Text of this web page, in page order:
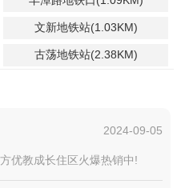
文新地铁站(1.03KM)
古荡地铁站(2.38KM)
2024-09-05
优教成长住区火爆热销中!